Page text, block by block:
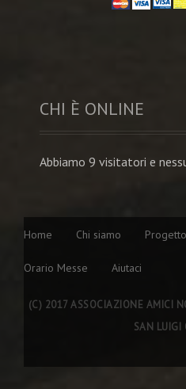
CHI È ONLINE
Abbiamo 9 visitatori e
Home Chi siamo Progetto
Orario Messe Aiutaci
(C) 2017 ASSOCIAZIONE AMICI
SAN LUIGI